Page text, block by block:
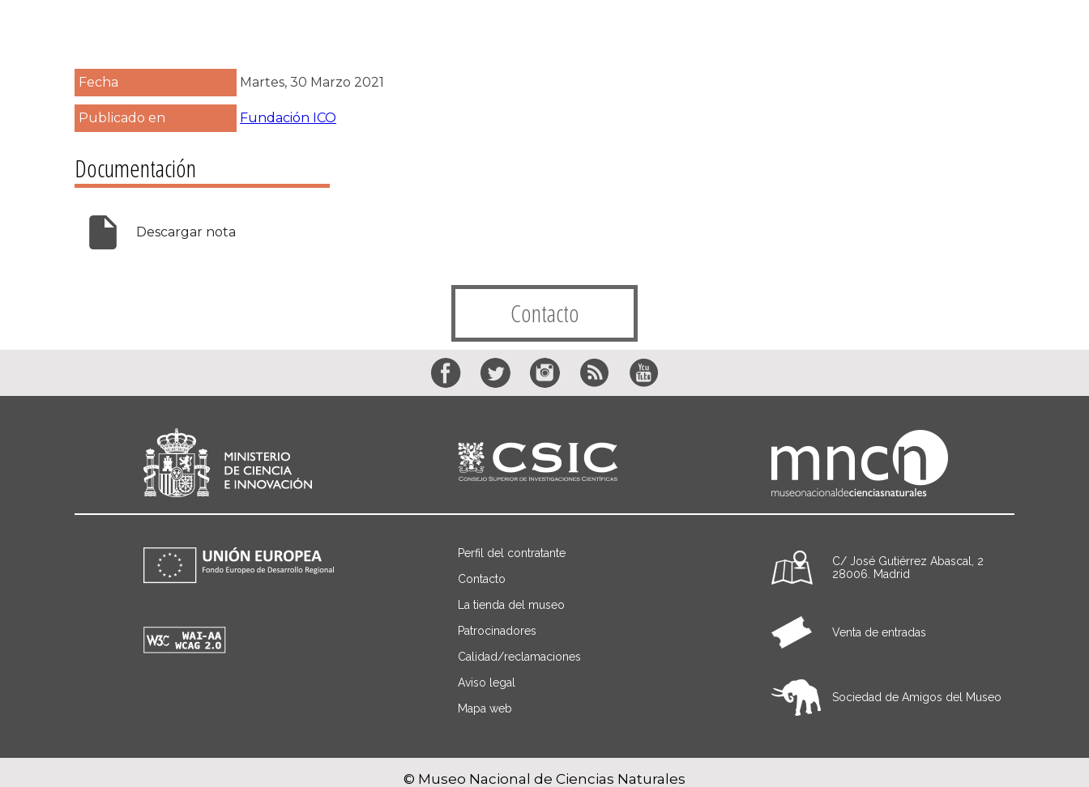
Fecha Martes, 30 Marzo 2021
Publicado en Fundación ICO
Documentación
Descargar nota
Contacto
Perfil del contratante
Contacto
La tienda del museo
Patrocinadores
Calidad/reclamaciones
Aviso legal
Mapa web
C/ José Gutiérrez Abascal, 2
28006. Madrid
Venta de entradas
Sociedad de Amigos del Museo
© Museo Nacional de Ciencias Naturales